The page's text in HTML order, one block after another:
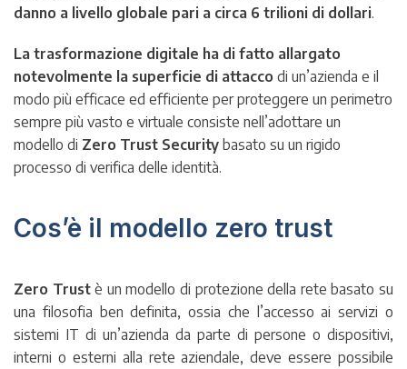
danno a livello globale pari a circa 6 trilioni di dollari.
La trasformazione digitale ha di fatto allargato
notevolmente la superficie di attacco di un’azienda e il
modo più efficace ed efficiente per proteggere un perimetro
sempre più vasto e virtuale consiste nell’adottare un
modello di Zero Trust Security basato su un rigido
processo di verifica delle identità.
Cos’è il modello zero trust
Zero Trustè un modello di protezione della rete basato su
una filosofia ben definita, ossia che l’accesso ai servizi o
sistemi IT di un’azienda da parte di persone o dispositivi,
interni o esterni alla rete aziendale, deve essere possibile